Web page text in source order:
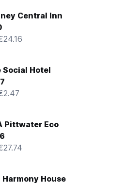
Central Inn
Social Hotel
Pittwater Eco
Harmony House